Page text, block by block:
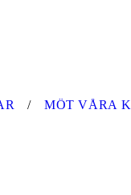
MÖT VÅRA